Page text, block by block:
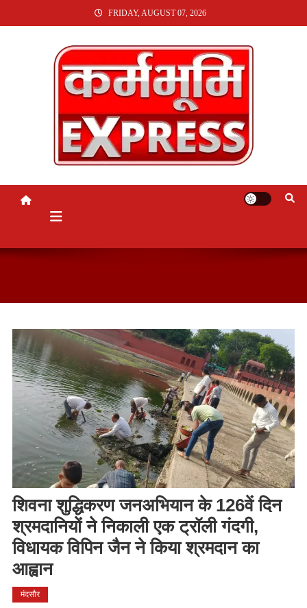
TO
FRIDAY, AUGUST 07, 2026
KARMABHUMI EXPRESS
शिवना शुद्धिकरण जनअभियान के 126वें दिन
श्रमदानियों ने निकाली एक ट्रॉली गंदगी,
विधायक विपिन जैन ने किया श्रमदान का
आह्वान
मंदसौर